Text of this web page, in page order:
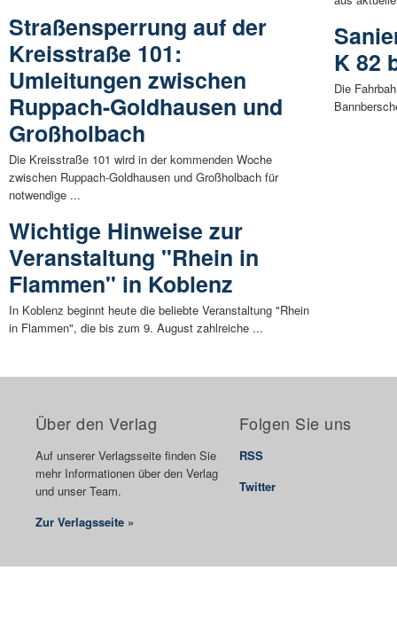
Straßensperrung auf der
Kreisstraße 101:
Umleitungen zwischen
Ruppach-Goldhausen und
Großholbach
Die Kreisstraße 101 wird in der kommenden Woche
zwischen Ruppach-Goldhausen und Großholbach für
notwendige ...
Wichtige Hinweise zur
Veranstaltung "Rhein in
Flammen" in Koblenz
In Koblenz beginnt heute die beliebte Veranstaltung "Rhein
in Flammen", die bis zum 9. August zahlreiche ...
K 82
Die
Über den Verlag
Auf unserer Verlagsseite finden Sie
mehr Informationen über den Verlag
und unser Team.
Zur Verlagsseite »
Folgen Sie uns
RSS
Twitter